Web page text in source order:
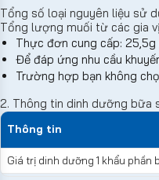
Tổng số loại nguyên liệu sử
Tổng lượng muối từ các gia
Thực đơn cung cấp:
Để đáp ứng nhu cầu
Trường hợp bạn không
2. Thông tin dinh dưỡng bữa
Thông tin
Giá trị dinh dưỡng 1 khẩu phần